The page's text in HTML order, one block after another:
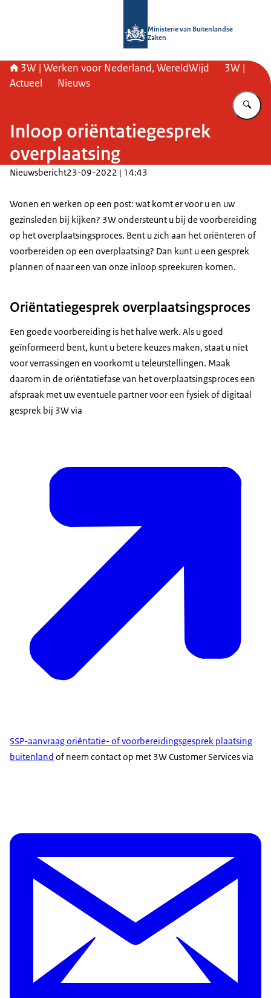
Ministerie van Buitenlandse
Zaken
3W | Werken voor Nederland, WereldWijd
3W |
Actueel
Nieuws
Inloop oriëntatiegesprek
overplaatsing
Nieuwsbericht23-09-2022 | 14:43
Wonen en werken op een post: wat komt er voor u en uw
gezinsleden bij kijken? 3W ondersteunt u bij de voorbereiding
op het overplaatsingsproces. Bent u zich aan het oriënteren of
voorbereiden op een overplaatsing? Dan kunt u een gesprek
plannen of naar een van onze inloop spreekuren komen.
Oriëntatiegesprek overplaatsingsproces
Een goede voorbereiding is het halve werk. Als u goed
geïnformeerd bent, kunt u betere keuzes maken, staat u niet
voor verrassingen en voorkomt u teleurstellingen. Maak
daarom in de oriëntatiefase van het overplaatsingsproces een
afspraak met uw eventuele partner voor een fysiek of digitaal
gesprek bij 3W via
SSP-aanvraag oriëntatie- of voorbereidingsgesprek plaatsing
buitenland of neem contact op met 3W Customer Services via